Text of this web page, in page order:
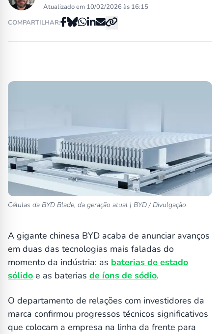
Atualizado em 10/02/2026 às 16:15
COMPARTILHAR:
Células da BYD Blade, da geração atual | BYD / Divulgação
A gigante chinesa BYD acaba de anunciar avanços
em duas das tecnologias mais faladas do
momento da indústria: as baterias de estado
sólido e as baterias de íons de sódio.
O departamento de relações com investidores da
marca confirmou progressos técnicos significativos
que colocam a empresa na linha da frente para